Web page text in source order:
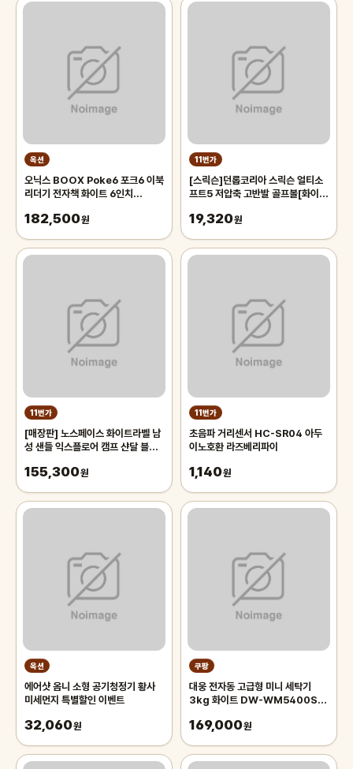
옥션
오닉스 BOOX Poke6 포크6 이북
리더기 전자책 화이트 6인치
2G+32G +케이스 화이트
182,500원
11번가
[스릭슨]던롭코리아 스릭슨 얼티소
프트5 저압축 고반발 골프볼[화이
19,320원
11번가
[매장판] 노스페이스 화이트라벨 남
성 샌들 익스플로어 캠프 샨달 블랙
155,300원
11번가
초음파 거리센서 HC-SR04 아두
이노호환 라즈베리파이
1,140원
옥션
에어샷 옴니 소형 공기청정기 황사
미세먼지 특별할인 이벤트
32,060원
쿠팡
대웅 전자동 고급형 미니 세탁기
3kg 화이트 DW-WM5400SJ,
169,000원